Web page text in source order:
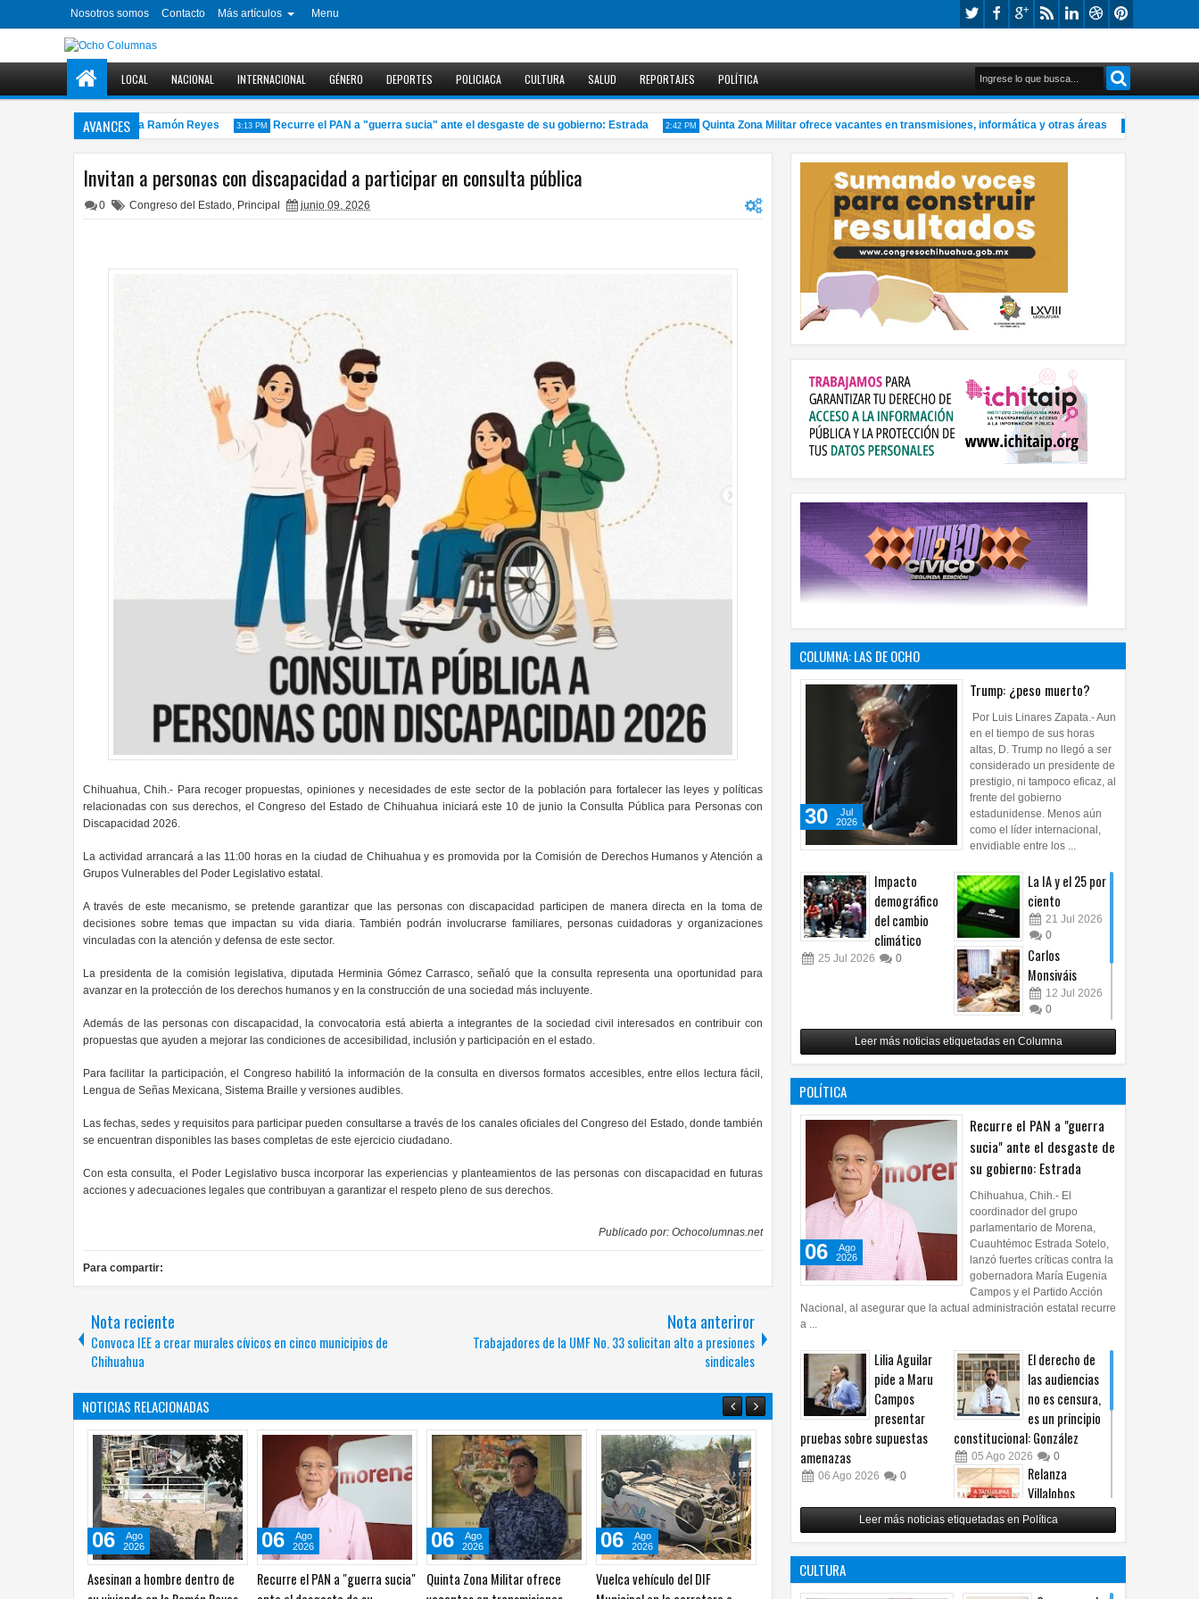
Nosotros somos Contacto Más artículos Menu
LOCAL NACIONAL INTERNACIONAL GÉNERO DEPORTES POLICIACA CULTURA SALUD REPORTAJES POLÍTICA
AVANCES
de su vivienda en la Ramón Reyes 3:13 PM Recurre el PAN a "guerra sucia" ante el desgaste de su gobierno: Estrada 2:42 PM Quinta Zona Militar ofrece vacantes en transmisiones, informática y otras áreas 1:04 PM
Invitan a personas con discapacidad a participar en consulta pública
0 Congreso del Estado, Principal junio 09, 2026
Chihuahua, Chih.- Para recoger propuestas, opiniones y necesidades de este sector de la población para fortalecer las leyes y políticas
relacionadas con sus derechos, el Congreso del Estado de Chihuahua iniciará este 10 de junio la Consulta Pública para Personas con
Discapacidad 2026.
La actividad arrancará a las 11:00 horas en la ciudad de Chihuahua y es promovida por la Comisión de Derechos Humanos y Atención a
Grupos Vulnerables del Poder Legislativo estatal.
A través de este mecanismo, se pretende garantizar que las personas con discapacidad participen de manera directa en la toma de
decisiones sobre temas que impactan su vida diaria. También podrán involucrarse familiares, personas cuidadoras y organizaciones
vinculadas con la atención y defensa de este sector.
La presidenta de la comisión legislativa, diputada Herminia Gómez Carrasco, señaló que la consulta representa una oportunidad para
avanzar en la protección de los derechos humanos y en la construcción de una sociedad más incluyente.
Además de las personas con discapacidad, la convocatoria está abierta a integrantes de la sociedad civil interesados en contribuir con
propuestas que ayuden a mejorar las condiciones de accesibilidad, inclusión y participación en el estado.
Para facilitar la participación, el Congreso habilitó la información de la consulta en diversos formatos accesibles, entre ellos lectura fácil,
Lengua de Señas Mexicana, Sistema Braille y versiones audibles.
Las fechas, sedes y requisitos para participar pueden consultarse a través de los canales oficiales del Congreso del Estado, donde también
se encuentran disponibles las bases completas de este ejercicio ciudadano.
Con esta consulta, el Poder Legislativo busca incorporar las experiencias y planteamientos de las personas con discapacidad en futuras
acciones y adecuaciones legales que contribuyan a garantizar el respeto pleno de sus derechos.
Publicado por: Ochocolumnas.net
Para compartir:
Nota reciente
Convoca IEE a crear murales cívicos en cinco municipios de
Chihuahua
Nota anteriror
Trabajadores de la UMF No. 33 solicitan alto a presiones
sindicales
NOTICIAS RELACIONADAS
Plaza de Armas reunirá
06
Ago
2026
Canaco Run 2026 llevará la
06
Ago
2026
Recorre Márquez Granjas de
06
Ago
2026
Buscan que Fiscalía sea
06
Ago
2026
COLUMNA: LAS DE OCHO
Trump: ¿peso muerto?
30
Jul
2026
Por Luis Linares Zapata.- Aun
en el tiempo de sus horas
altas, D. Trump no llegó a ser
considerado un presidente de
prestigio, ni tampoco eficaz, al
frente del gobierno
estadunidense. Menos aún
como el líder internacional,
envidiable entre los ...
Impacto
demográfico
del cambio
climático
25 Jul 2026 0
La IA y el 25 por
ciento
21 Jul 2026
0
Carlos
Monsiváis
12 Jul 2026
0
Revuelo en la
inteligencia
artificial
0
Leer más noticias etiquetadas en Columna
POLÍTICA
Recurre el PAN a "guerra
sucia" ante el desgaste de
su gobierno: Estrada
06
Ago
2026
Chihuahua, Chih.- El
coordinador del grupo
parlamentario de Morena,
Cuauhtémoc Estrada Sotelo,
lanzó fuertes críticas contra la
gobernadora María Eugenia
Campos y el Partido Acción
Nacional, al asegurar que la actual administración estatal recurre
a ...
Lilia Aguilar
pide a Maru
Campos
presentar
pruebas sobre supuestas
amenazas
06 Ago 2026 0
El derecho de
las audiencias
no es censura,
es un principio
constitucional: González
05 Ago 2026 0
Relanza
Villalobos
programa de
afiliación del
PRI en Tamaulipas
Toma Lozoya
Leer más noticias etiquetadas en Política
CULTURA